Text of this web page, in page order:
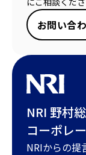
お問い合
NRI 野村
コーポレ
NRIからの提